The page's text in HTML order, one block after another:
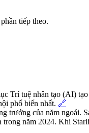
tiếp theo.
Trí tuệ nhân tạo (AI)
phổ biến nhất. 🔗
trưởng của năm ngoái.
năm 2024. Khi